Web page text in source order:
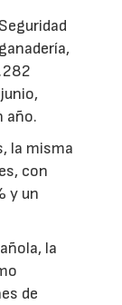
año.
la misma
con
y un
la
de